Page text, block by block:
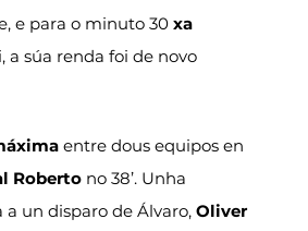
e para o minuto 30 xa
a súa renda foi de novo
entre dous equipos en
Roberto no 38’. Unha
a un disparo de Álvaro, Oliver